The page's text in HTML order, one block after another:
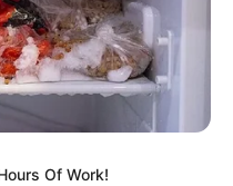
vəzifəyə təyinat var
da işləyənlərə mühüm
bağlı...
Of Work!